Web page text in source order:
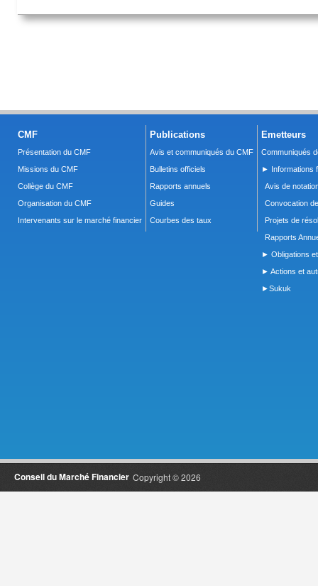
CMF
Présentation du CMF
Missions du CMF
Collège du CMF
Organisation du CMF
Intervenants sur le marché financier
Publications
Avis et communiqués du CMF
Bulletins officiels
Rapports annuels
Guides
Courbes des taux
Emetteurs
Communiqués
► Informations
Avis de
Convocation
Projets de
Rapports
► Obligations
► Actions et
►Sukuk
Copyright © 2026
Conseil du Marché Financier